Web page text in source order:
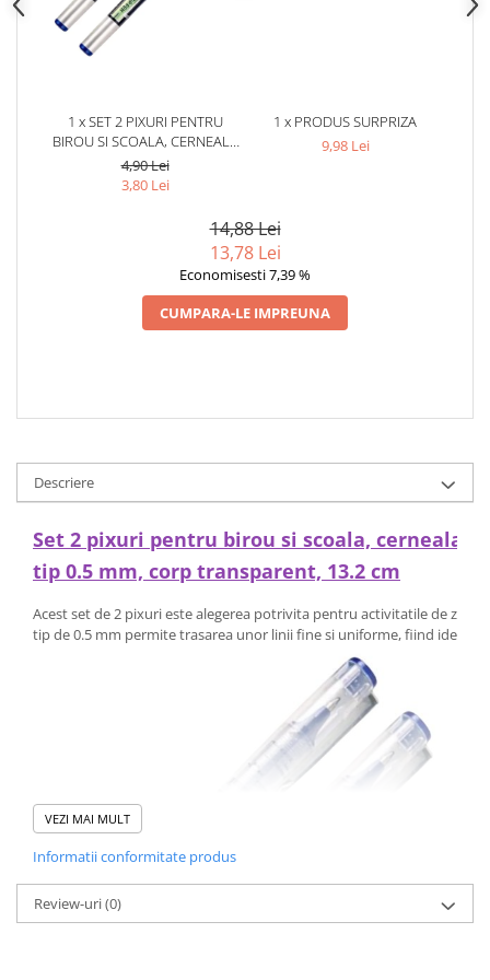
1 x SET 2 PIXURI PENTRU
BIROU SI SCOALA, CERNEALA
ALBASTRA, VARF V-TIP 0.5
MM, CORP TRANSPARENT,
4,90 Lei
3,80 Lei
1 x PRODUS SURPRIZA
9,98 Lei
14,88 Lei
13,78 Lei
Economisesti 7,39 %
CUMPARA-LE IMPREUNA
Descriere
Set 2 pixuri pentru birou si scoala, cerneala
tip 0.5 mm, corp transparent, 13.2 cm
Acest set de 2 pixuri este alegerea potrivita pentru activitatile de zi cu
tip de 0.5 mm permite trasarea unor linii fine si uniforme, fiind ideal
VEZI MAI MULT
Informatii conformitate produs
Review-uri(0)